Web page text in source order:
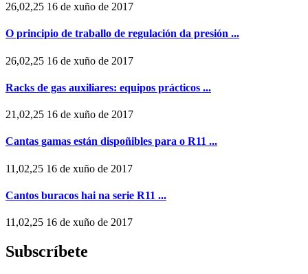
26,02,25 16 de xuño de 2017
O principio de traballo de regulación da presión ...
26,02,25 16 de xuño de 2017
Racks de gas auxiliares: equipos prácticos ...
21,02,25 16 de xuño de 2017
Cantas gamas están dispoñibles para o R11 ...
11,02,25 16 de xuño de 2017
Cantos buracos hai na serie R11 ...
11,02,25 16 de xuño de 2017
Subscríbete